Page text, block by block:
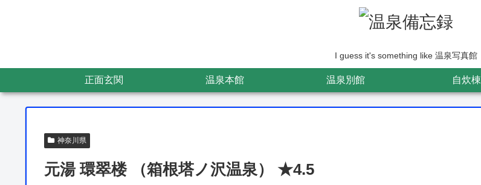
I guess it's something like 温泉写真館
正面玄関 温泉本館 温泉別館 自炊棟
神奈川県
元湯 環翠楼 （箱根塔ノ沢温泉） ★4.5